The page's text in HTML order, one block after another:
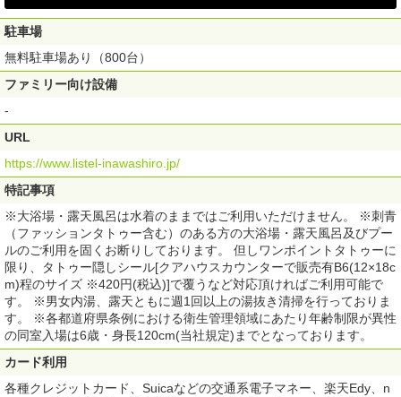
駐車場
無料駐車場あり（800台）
ファミリー向け設備
-
URL
https://www.listel-inawashiro.jp/
特記事項
※大浴場・露天風呂は水着のままではご利用いただけません。 ※刺青
（ファッションタトゥー含む）のある方の大浴場・露天風呂及びプー
ルのご利用を固くお断りしております。 但しワンポイントタトゥーに
限り、タトゥー隠しシール[クアハウスカウンターで販売有B6(12×18c
m)程のサイズ ※420円(税込)]で覆うなど対応頂ければご利用可能で
す。 ※男女内湯、露天ともに週1回以上の湯抜き清掃を行っておりま
す。 ※各都道府県条例における衛生管理領域にあたり年齢制限が異性
の同室入場は6歳・身長120cm(当社規定)までとなっております。
カード利用
各種クレジットカード、Suicaなどの交通系電子マネー、楽天Edy、n